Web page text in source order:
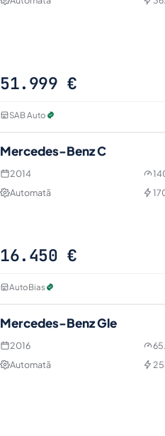
51.999 €
SAB Auto
Mercedes-Benz C
2014
Automată
16.450 €
AutoBias
Mercedes-Benz Gle
2016
Automată